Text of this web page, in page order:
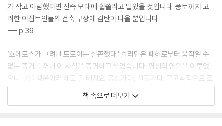
러시아 혁명 전후 88. 두 혁명가 89. 베르사유 체제의 모순 90. 파시즘의
대두 91. 히틀러의 뮌헨 봉기 92. 제2차 세계대전의 발발 93. 아시아와 아
프리카의 독립 94. 차가운 전쟁 95. 얼음이 녹는 계절 96. 시오니즘의 다
· 한눈에 보는 20세기 세계
100. 두 번의 세기말
가 작고 아담했다면 진즉 모래에 휩쓸리고 말았을 것입니다. 풍토까지 고
려한 이집트인들의 건축 구상에 감탄이 나올 뿐입니다.
--- p.39
‘호메로스가 그려낸 트로이는 실존했다.’ 슐리만은 폐허로부터 움직일 수
없는 증거를 꺼내 이 사실을 증명하고 싶었습니다. 평생의 염원을 이루었
으니 그를 행운아라 해도 될 테지요. 공상가다, 선동가다, 고고학적으로 조
잡하다 등등 후세의 평가는 반드시 좋지만은 않지만, 발견이나 발명 분야
에서는 먼저 머릿속에 이미지를 떠올리는 일이 중요합니다.
책 속으로 더보기